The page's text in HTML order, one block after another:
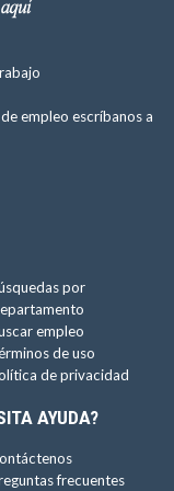
empleo escríbanos a
por
empleo
de uso
de privacidad
AYUDA?
frecuentes